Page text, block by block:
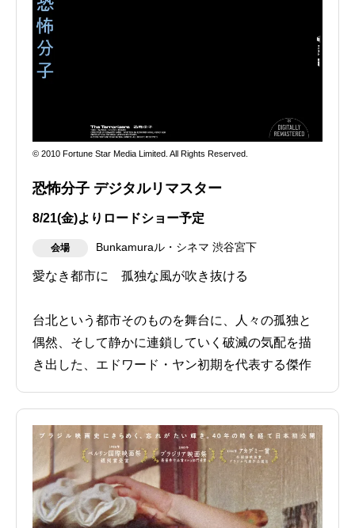
© 2010 Fortune Star Media Limited. All Rights Reserved.
恐怖分子 デジタルリマスター
8/21(金)よりロードショー予定
会場 Bunkamuraル・シネマ 渋谷宮下
愛なき都市に 孤独な風が吹き抜ける
台北という都市そのものを舞台に、人々の孤独と
偶然、そして静かに連鎖していく破滅の気配を描
き出した、エドワード・ヤン初期を代表する傑作